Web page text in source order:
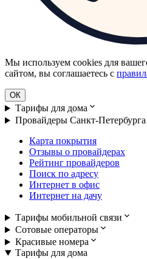
Мы используем cookies для
сайтом, вы соглашаетесь с
ОК
Тарифы для дома
Провайдеры Санкт-Петербурга
Карта покрытия
Отзывы о провайдерах
Рейтинг провайдеров
Поиск по адресу
Интернет в офис
Интернет на дачу
Тарифы мобильной связи
Сотовые операторы
Красивые номера
Тарифы для дома